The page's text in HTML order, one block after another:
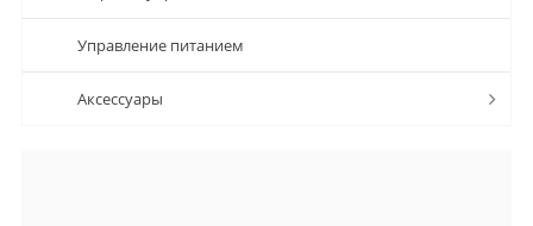
Управление питанием
Аксессуары